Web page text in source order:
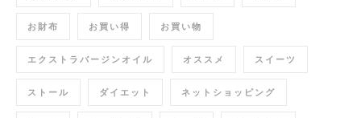
お財布 お買い得 お買い物
エクストラバージンオイル オススメ スイーツ
ストール ダイエット ネットショッピング